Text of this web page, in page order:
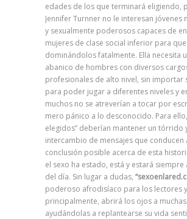
edades de los que terminará eligiendo,
Jennifer Turnner no le interesan jóvenes
y sexualmente poderosos capaces de
mujeres de clase social inferior para
dominándolos fatalmente. Ella necesita
abanico de hombres con diversos
profesionales de alto nivel, sin importar
para poder jugar a diferentes niveles y
muchos no se atreverían a tocar por
mero pánico a lo desconocido. Para
elegidos” deberían mantener un tórrido
intercambio de mensajes que conducen
conclusión posible acerca de esta
el sexo ha estado, está y estará siempre
del día. Sin lugar a dudas,
poderoso afrodisíaco para los lectores
principalmente, abrirá los ojos a
ayudándolas a replantearse su vida